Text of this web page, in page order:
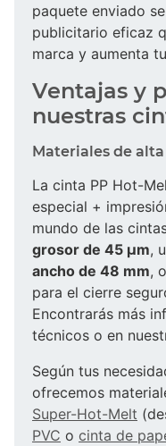
paquete enviado
publicitario eficaz
marca y aumenta
Ventajas y
nuestras
Materiales de
La cinta PP Hot-
especial +
mundo de las
grosor de 45 µm,
ancho de 48 mm,
para el cierre
Encontrarás más
técnicos o en
Según tus
ofrecemos
Super-Hot-Melt
PVC o cinta de